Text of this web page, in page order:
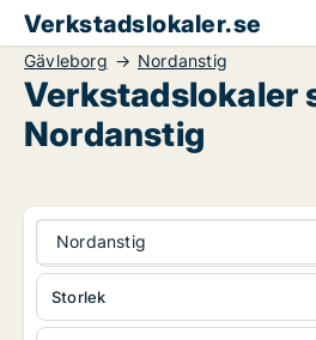
Verkstadslokaler.se
Gävleborg Nordanstig
Verkstadslokaler
Nordanstig
Nordanstig
Storlek